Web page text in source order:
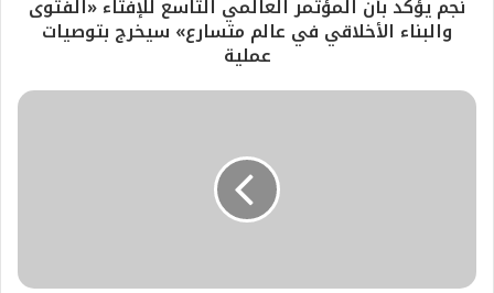
نجم يؤكد بأن المؤتمر العالمي التاسع للإفتاء «الفتوى
والبناء الأخلاقي في عالم متسارع» سيخرج بتوصيات
عملية